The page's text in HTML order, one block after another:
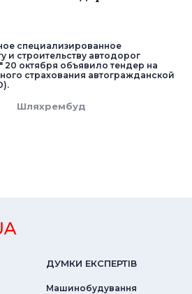
специализированное
и строительству автодорог
октября объявило тендер на
страхования автогражданской
Шляхрембуд
ДУМКИ ЕКСПЕРТIВ
Машинобудування